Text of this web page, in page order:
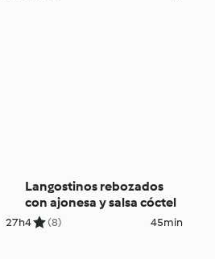
27h
Langostinos rebozados
con ajonesa y salsa cóctel
4 (8) 45min